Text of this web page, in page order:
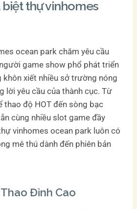
biệt thự vinhomes
ocean park chăm yêu cầu
game show phổ phát triển
khôn xiết nhiều sở trường nóng
lời yêu cầu của thành cục. Từ
thao độ HOT đến sòng bạc
cùng nhiều slot game đầy
vinhomes ocean park luôn có
mê thú dành đến phiên bản
Đỉnh Cao